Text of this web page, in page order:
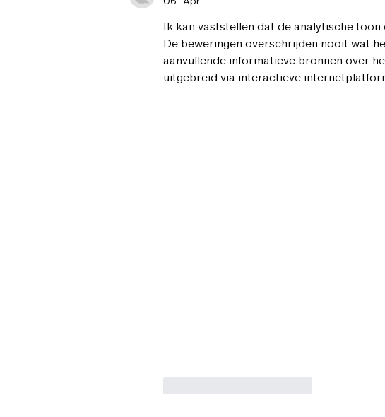
06. Apr.
Ik kan vaststellen dat de analytische
De beweringen overschrijden nooit wat
aanvullende informatieve bronnen over
uitgebreid via interactieve